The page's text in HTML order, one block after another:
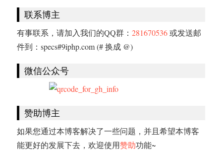
联系博主
有事联系，请加入我们的QQ群： 281670536或发送邮
件到：specs#9iphp.com (# 换成 @)
微信公众号
赞助博主
如果您通过本博客解决了一些问题，并且希望本博客
能更好的发展下去，欢迎使用赞助功能~